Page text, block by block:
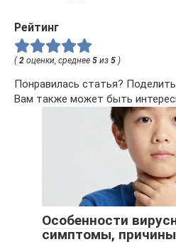
Рейтинг
( 2 оценки, среднее 5 из 5 )
Понравилась статья?
Вам также может быть
Особенности
симптомы, причины